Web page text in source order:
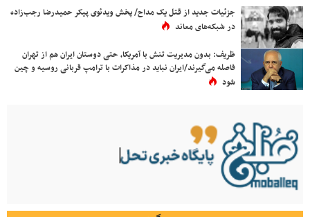
جزئیات جدید از قتل یک مداح/ پخش ویدئوی پیکر حمیدرضا رجب‌زاده
در شبکه‌های معاند
ظریف: بدون مدیریت تنش با آمریکا، حتی دوستان ایران هم از تهران
فاصله می‌گیرند/ایران نباید در مذاکرات با ترامپ قربانی روسیه و چین
شود